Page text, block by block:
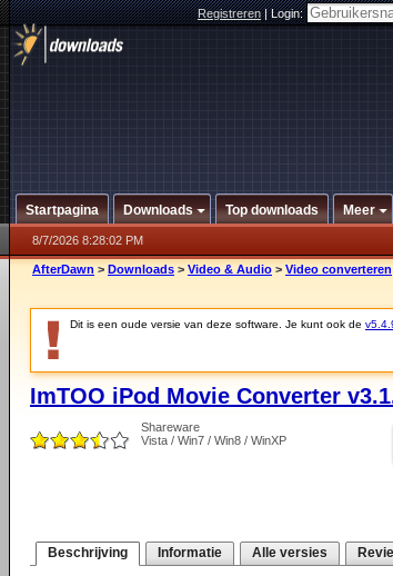
Registreren|Login:
Startpagina Downloads Top downloads Meer
8/7/2026 8:28:02 PM
AfterDawn > Downloads > Video & Audio > Video converteren
Dit is een oude versie van deze software. Je kunt ook de
ImTOO iPod Movie Converter
Shareware
Vista / Win7 / Win8 / WinXP
Beschrijving Informatie Alle versies